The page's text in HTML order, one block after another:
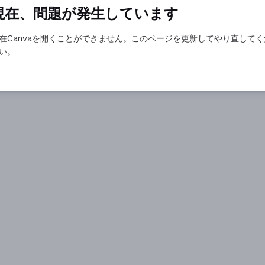
在、問題が発生しています
Canvaを開くことができません。このページを更新してやり直して
。